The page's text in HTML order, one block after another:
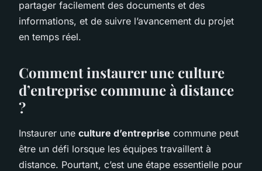
partager facilement des documents et des
informations, et de suivre l’avancement du projet
en temps réel.
Comment instaurer une culture
d’entreprise commune à distance
?
Instaurer une culture d’entreprise commune peut
être un défi lorsque les équipes travaillent à
distance. Pourtant, c’est une étape essentielle pour